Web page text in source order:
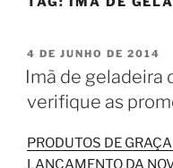
PUBLICADO
EM
4 DE JUNHO DE 2014
Imã de geladeira
verifique as
PRODUTOS DE
LANÇAMENTO DA